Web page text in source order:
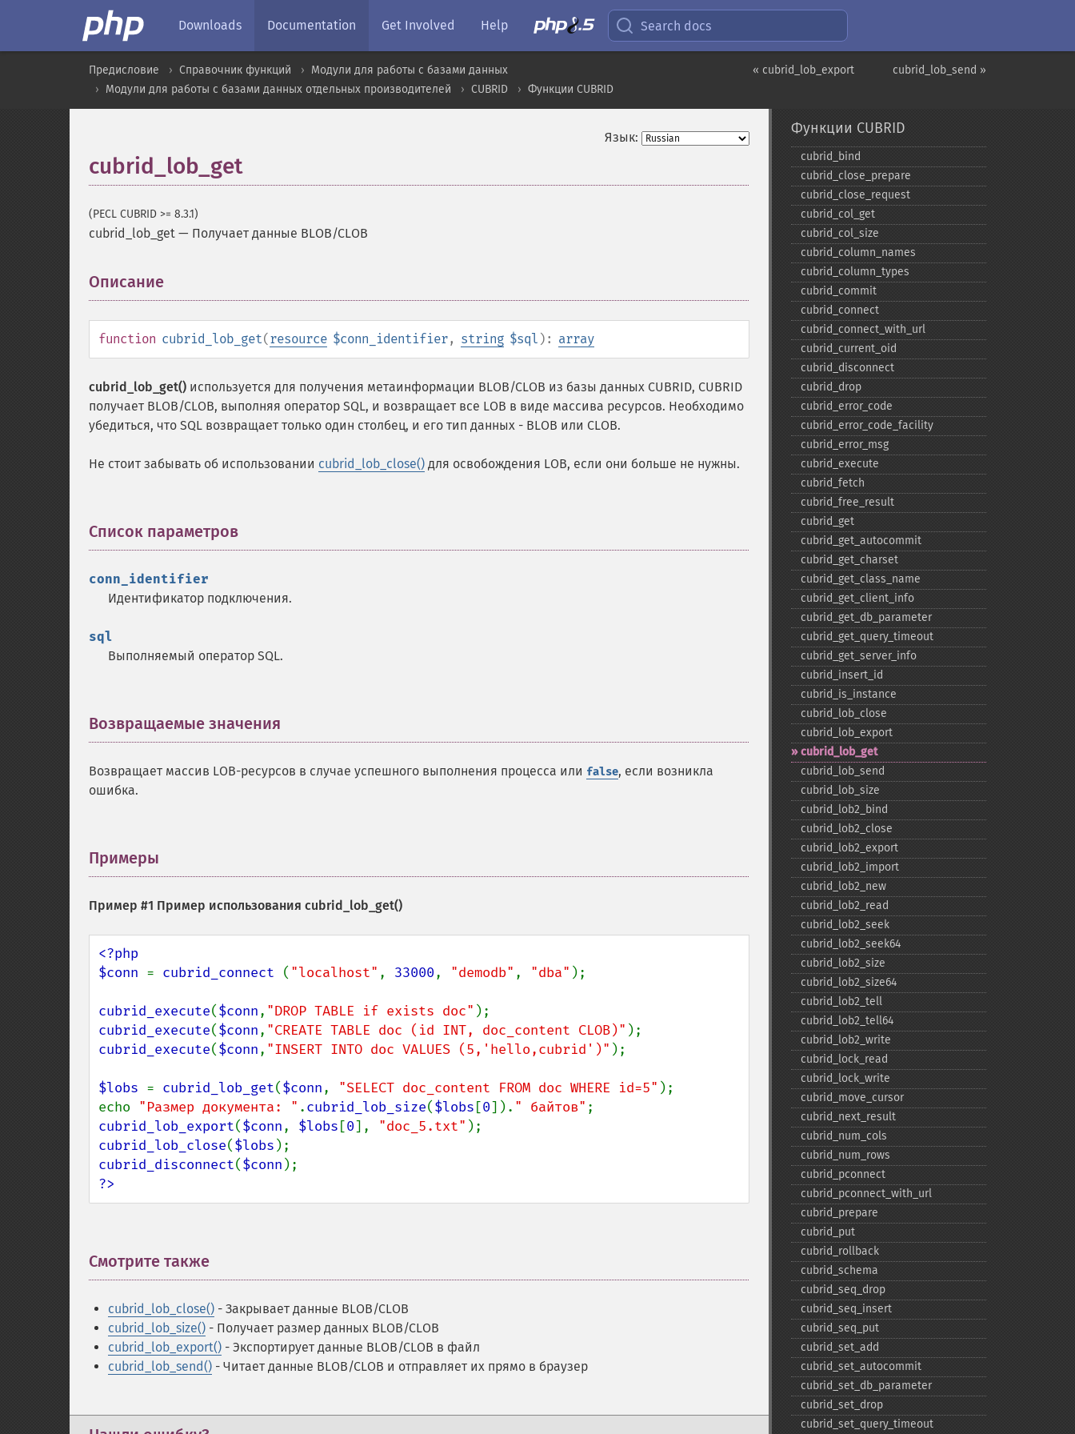
Downloads Documentation Get Involved Help Search docs
cubrid_lob_send »
« cubrid_lob_export
Предисловие Справочник функций
Модули для работы с базами данных
Модули для работы с базами данных отдельных производителей
CUBRID Функции CUBRID
Язык:
cubrid_lob_get
(PECL CUBRID >= 8.3.1)
cubrid_lob_get — Получает данные BLOB/CLOB
Описание
function cubrid_lob_get(resource $conn_identifier, string $sql ): array
cubrid_lob_get() используется для получения метаинформации BLOB/CLOB из базы данных CUBRID, CUBRID
получает BLOB/CLOB, выполняя оператор SQL, и возвращает все LOB в виде массива ресурсов. Необходимо
убедиться, что SQL возвращает только один столбец, и его тип данных - BLOB или CLOB.
Не стоит забывать об использовании cubrid_lob_close() для освобождения LOB, если они больше не нужны.
Список параметров
conn_identifier
Идентификатор подключения.
sql
Выполняемый оператор SQL.
Возвращаемые значения
Возвращает массив LOB-ресурсов в случае успешного выполнения процесса или false, если возникла
ошибка.
Примеры
Пример #1 Пример использования cubrid_lob_get()
<?php
$conn = cubrid_connect ( "localhost" , 33000, "demodb" , "dba" );
cubrid_execute($conn, "DROP TABLE if exists doc"
cubrid_execute($conn, "CREATE TABLE doc (id INT, doc_content CLOB)"
cubrid_execute($conn, "INSERT INTO doc VALUES (5,'hello,cubrid')" );
$lobs = cubrid_lob_get($conn, "SELECT doc_content FROM doc WHERE id=5" );
echo "Размер документа: " .cubrid_lob_size($lobs [0]). " байтов"
cubrid_lob_export($conn, $lobs [0], "doc_5.txt"
cubrid_lob_close($lobs
cubrid_disconnect($conn
?>
Смотрите также
cubrid_lob_close() - Закрывает данные BLOB/CLOB
cubrid_lob_size() - Получает размер данных BLOB/CLOB
cubrid_lob_export() - Экспортирует данные BLOB/CLOB в файл
cubrid_lob_send() - Читает данные BLOB/CLOB и отправляет их прямо в браузер
Функции CUBRID
cubrid_​bind
cubrid_​close_​prepare
cubrid_​close_​request
cubrid_​col_​get
cubrid_​col_​size
cubrid_​column_​names
cubrid_​column_​types
cubrid_​commit
cubrid_​connect
cubrid_​connect_​with_​url
cubrid_​current_​oid
cubrid_​disconnect
cubrid_​drop
cubrid_​error_​code
cubrid_​error_​code_​facility
cubrid_​error_​msg
cubrid_​execute
cubrid_​fetch
cubrid_​free_​result
cubrid_​get
cubrid_​get_​autocommit
cubrid_​get_​charset
cubrid_​get_​class_​name
cubrid_​get_​client_​info
cubrid_​get_​db_​parameter
cubrid_​get_​query_​timeout
cubrid_​get_​server_​info
cubrid_​insert_​id
cubrid_​is_​instance
cubrid_​lob_​close
cubrid_​lob_​export
cubrid_​lob_​get
cubrid_​lob_​send
cubrid_​lob_​size
cubrid_​lob2_​bind
cubrid_​lob2_​close
cubrid_​lob2_​export
cubrid_​lob2_​import
cubrid_​lob2_​new
cubrid_​lob2_​read
cubrid_​lob2_​seek
cubrid_​lob2_​seek64
cubrid_​lob2_​size
cubrid_​lob2_​size64
cubrid_​lob2_​tell
cubrid_​lob2_​tell64
cubrid_​lob2_​write
cubrid_​lock_​read
cubrid_​lock_​write
cubrid_​move_​cursor
cubrid_​next_​result
cubrid_​num_​cols
cubrid_​num_​rows
cubrid_​pconnect
cubrid_​pconnect_​with_​url
cubrid_​prepare
cubrid_​put
cubrid_​rollback
cubrid_​schema
cubrid_​seq_​drop
cubrid_​seq_​insert
cubrid_​seq_​put
cubrid_​set_​add
cubrid_​set_​autocommit
cubrid_​set_​db_​parameter
cubrid_​set_​drop
cubrid_​set_​query_​timeout